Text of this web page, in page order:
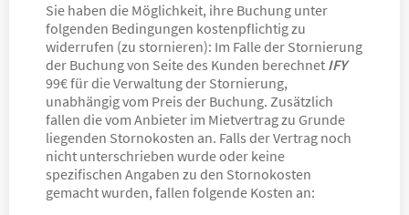
Sie haben die Möglichkeit, ihre Buchung unter
folgenden Bedingungen kostenpflichtig zu
widerrufen (zu stornieren): Im Falle der Stornierung
der Buchung von Seite des Kunden berechnet IFY
99€ für die Verwaltung der Stornierung,
unabhängig vom Preis der Buchung. Zusätzlich
fallen die vom Anbieter im Mietvertrag zu Grunde
liegenden Stornokosten an. Falls der Vertrag noch
nicht unterschrieben wurde oder keine
spezifischen Angaben zu den Stornokosten
gemacht wurden, fallen folgende Kosten an: